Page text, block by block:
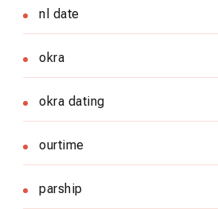
nl date
okra
okra dating
ourtime
parship